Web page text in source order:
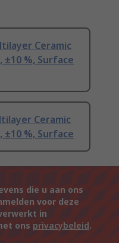
Ceramic
±10 %, Surface
Ceramic
±10 %, Surface
die u aan ons
voor deze
in
ons privacybeleid.